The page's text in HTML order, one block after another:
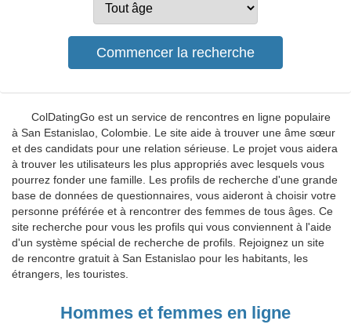
ColDatingGo est un service de rencontres en ligne populaire
à San Estanislao, Colombie. Le site aide à trouver une âme sœur
et des candidats pour une relation sérieuse. Le projet vous aidera
à trouver les utilisateurs les plus appropriés avec lesquels vous
pourrez fonder une famille. Les profils de recherche d'une grande
base de données de questionnaires, vous aideront à choisir votre
personne préférée et à rencontrer des femmes de tous âges. Ce
site recherche pour vous les profils qui vous conviennent à l'aide
d'un système spécial de recherche de profils. Rejoignez un site
de rencontre gratuit à San Estanislao pour les habitants, les
étrangers, les touristes.
Hommes et femmes en ligne